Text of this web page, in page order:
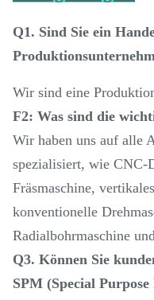
Q1. Sind Sie ein
Wir sind eine
F2: Was sind die
Wir haben uns auf alle
spezialisiert, wie CNC-
Fräsmaschine,
konventionelle
Radialbohrmaschine
Q3. Können Sie
SPM (Special